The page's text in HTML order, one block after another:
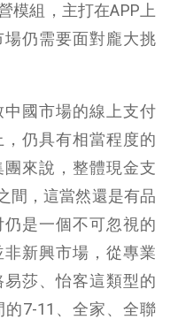
模組，主打在APP上
仍需要面對龐大挑
國市場的線上支付
仍具有相當程度的
來說，整體現金支
間，這當然還是有品
是一個不可忽視的
新興市場，從專業
莎、怡客這類型的
7-11、全家、全聯